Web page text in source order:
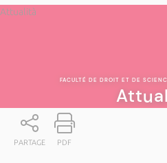
Attualità
FACULTÉ DE DROIT ET DE
PARTAGE PDF